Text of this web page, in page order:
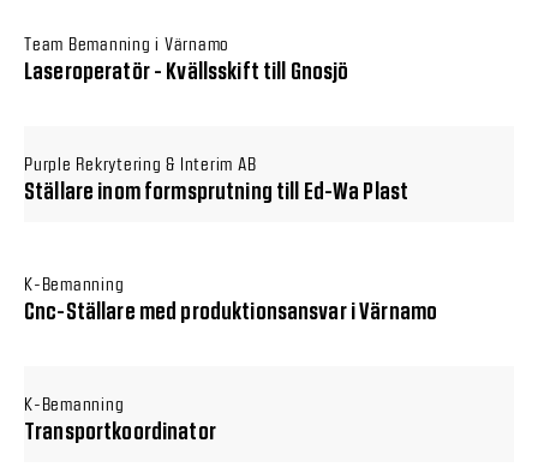
Team Bemanning i Värnamo
Laseroperatör - Kvällsskift till Gnosjö
Purple Rekrytering & Interim AB
Ställare inom formsprutning till Ed-Wa Plast
K-Bemanning
Cnc-Ställare med produktionsansvar i Värnamo
K-Bemanning
Transportkoordinator